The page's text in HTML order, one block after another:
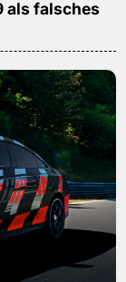
als falsches